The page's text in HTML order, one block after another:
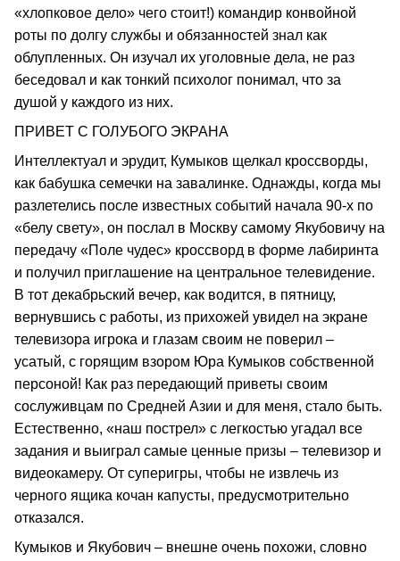
«хлопковое дело» чего стоит!) командир конвойной
роты по долгу службы и обязанностей знал как
облупленных. Он изучал их уголовные дела, не раз
беседовал и как тонкий психолог понимал, что за
душой у каждого из них.
ПРИВЕТ С ГОЛУБОГО ЭКРАНА
Интеллектуал и эрудит, Кумыков щелкал кроссворды,
как бабушка семечки на завалинке. Однажды, когда мы
разлетелись после известных событий начала 90-х по
«белу свету», он послал в Москву самому Якубовичу на
передачу «Поле чудес» кроссворд в форме лабиринта
и получил приглашение на центральное телевидение.
В тот декабрьский вечер, как водится, в пятницу,
вернувшись с работы, из прихожей увидел на экране
телевизора игрока и глазам своим не поверил –
усатый, с горящим взором Юра Кумыков собственной
персоной! Как раз передающий приветы своим
сослуживцам по Средней Азии и для меня, стало быть.
Естественно, «наш пострел» с легкостью угадал все
задания и выиграл самые ценные призы – телевизор и
видеокамеру. От суперигры, чтобы не извлечь из
черного ящика кочан капусты, предусмотрительно
отказался.
Кумыков и Якубович – внешне очень похожи, словно